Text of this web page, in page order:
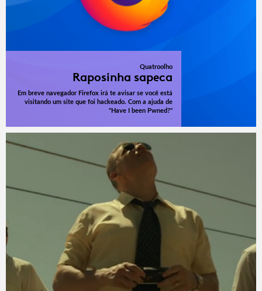
Quatroolho
Raposinha sapeca
Em breve navegador Firefox irá te avisar se você está
visitando um site que foi hackeado. Com a ajuda de
"Have I been Pwned?"